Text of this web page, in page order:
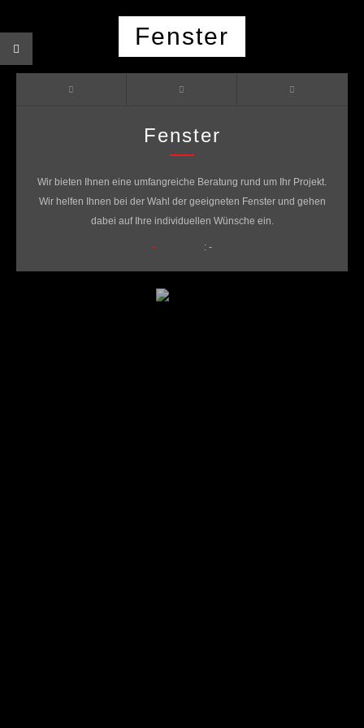
Fenster
Fenster
Wir bieten Ihnen eine umfangreiche Beratung rund um Ihr Projekt.
Wir helfen Ihnen bei der Wahl der geeigneten Fenster und gehen
dabei auf Ihre individuellen Wünsche ein.
- : -